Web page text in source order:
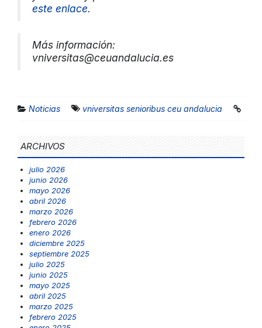
este enlace.
Más información:
vniversitas@ceuandalucia.es
Noticias vniversitas senioribus ceu andalucia
ARCHIVOS
julio 2026
junio 2026
mayo 2026
abril 2026
marzo 2026
febrero 2026
enero 2026
diciembre 2025
septiembre 2025
julio 2025
junio 2025
mayo 2025
abril 2025
marzo 2025
febrero 2025